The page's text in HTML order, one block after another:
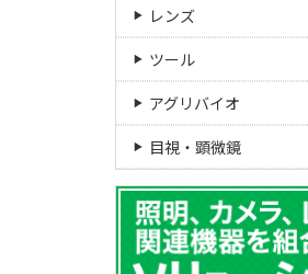
レンズ
ツール
アグリバイオ
目視・顕微鏡